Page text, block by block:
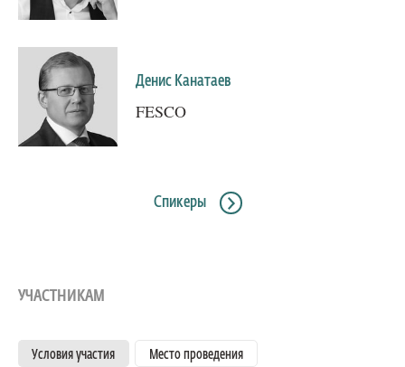
Денис Канатаев
FESCO
Спикеры
УЧАСТНИКАМ
Условия участия Место проведения